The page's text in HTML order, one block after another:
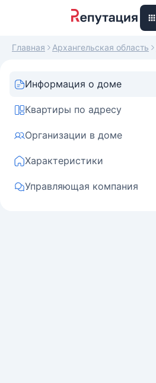
Главная Архангельская область
Информация о доме
Квартиры по адресу
Организации в доме
Характеристики
Управляющая компания